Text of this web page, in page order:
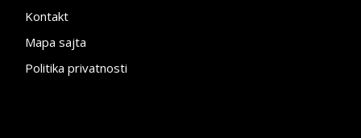
Kontakt
Mapa sajta
Politika privatnosti